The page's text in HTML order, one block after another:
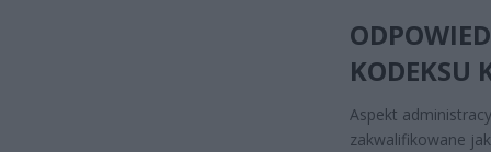
KODEKSU
Aspekt
zakwalifikowane